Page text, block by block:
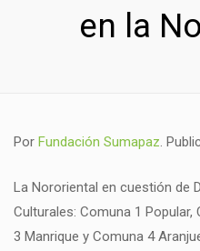
en la
Por Fundación Sumapaz.
La Nororiental en cuestión de
Culturales: Comuna 1
3 Manrique y Comuna 4